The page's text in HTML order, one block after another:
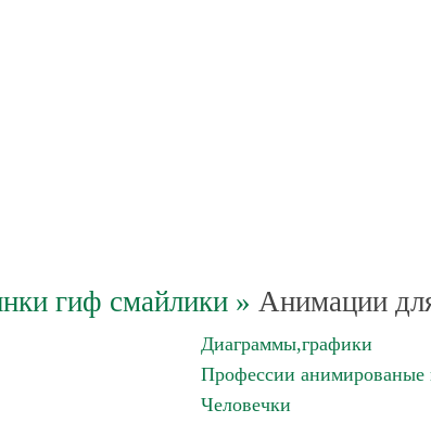
гиф смайлики » Анимации
Диаграммы,графики
Профессии анимированые
Человечки